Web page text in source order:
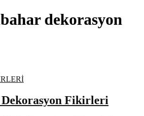
dekorasyon
Fikirleri